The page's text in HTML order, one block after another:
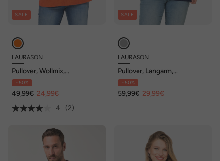
SALE
LAURASON
Pullover, Wollmix,
Stehkragen, Langarm
- 50%
49,99€ 24,99€
4
(2)
SALE
LAURASON
Pullover, Langarm,
Rundhalsausschnitt
- 50%
59,99€ 29,99€